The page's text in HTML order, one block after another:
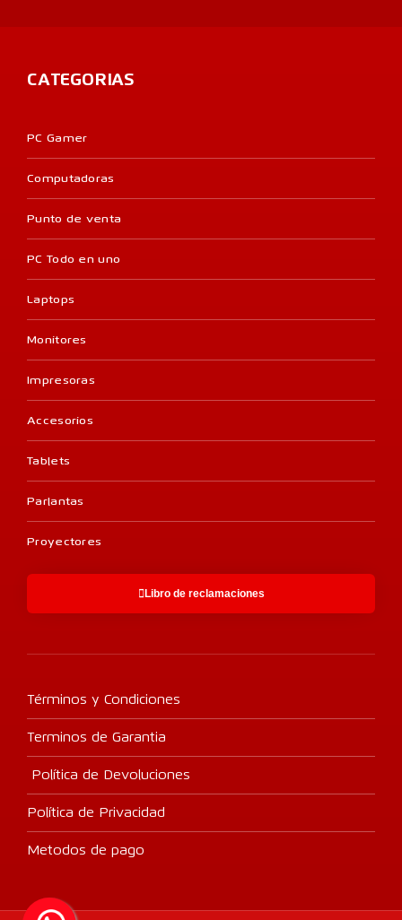
CATEGORIAS
PC Gamer
Computadoras
Punto de venta
PC Todo en uno
Laptops
Monitores
Impresoras
Accesorios
Tablets
Parlantas
Proyectores
Libro de reclamaciones
Términos y Condiciones
Terminos de Garantia
Política de Devoluciones
Política de Privacidad
Metodos de pago